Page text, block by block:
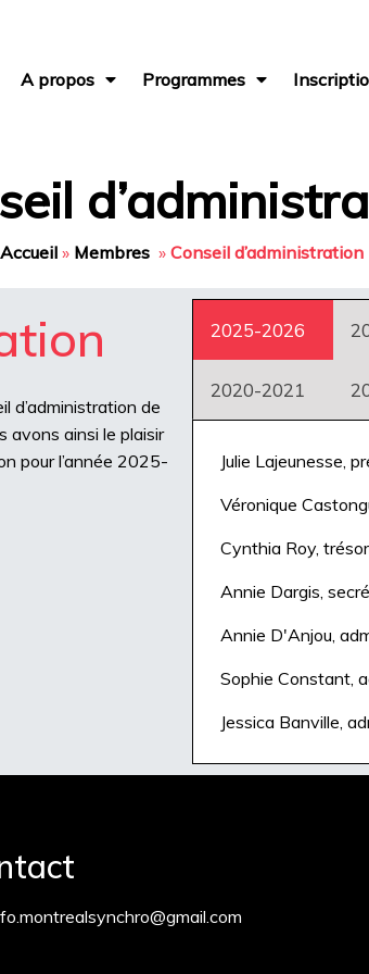
A propos Programmes
Accueil» Membres » Conseil d’administration
d’administration de
avons ainsi le plaisir
pour l’année 2025-
2025-2026
2020-2021
Julie Lajeunesse,
Véronique
Cynthia Roy,
Annie Dargis,
Annie D'Anjou,
Sophie Constant,
Jessica Banville,